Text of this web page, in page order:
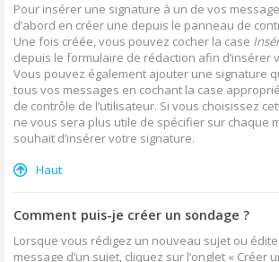
Pour insérer une signature à un de vos
d’abord en créer une depuis le panneau de
Une fois créée, vous pouvez cocher la case
depuis le formulaire de rédaction afin d’insérer
Vous pouvez également ajouter une signature
tous vos messages en cochant la case
de contrôle de l’utilisateur. Si vous choisissez
ne vous sera plus utile de spécifier sur chaque
souhait d’insérer votre signature.
Haut
Comment puis-je créer un sondage ?
Lorsque vous rédigez un nouveau sujet ou
message d’un sujet, cliquez sur l’onglet « Créer